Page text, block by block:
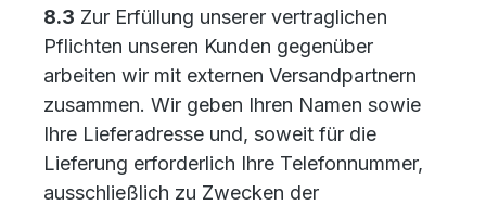
8.3 Zur Erfüllung unserer vertraglichen
Pflichten unseren Kunden gegenüber
arbeiten wir mit externen Versandpartnern
zusammen. Wir geben Ihren Namen sowie
Ihre Lieferadresse und, soweit für die
Lieferung erforderlich Ihre Telefonnummer,
ausschließlich zu Zwecken der